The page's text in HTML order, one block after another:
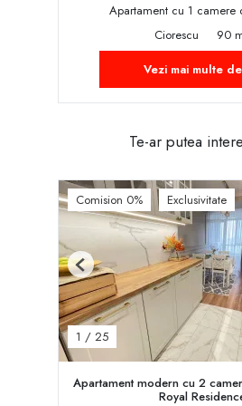
Apartament cu 1 camere
Ciorescu
90
Vezi mai multe
Te-ar putea
Comision 0% Exclusivitate
1 / 25
Previous
Apartament modern cu 2
Royal